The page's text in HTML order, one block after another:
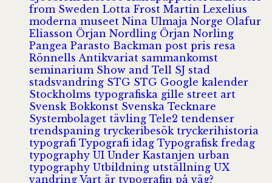
from Sweden Lotta Frost Martin Lexelius
moderna museet Nina Ulmaja Norge Olafur
Eliasson Örjan Nordling Örjan Norling
Pangea Parasto Backman post pris resa
Rönnells Antikvariat sammankomst
seminarium Show and Tell SJ stad
stadsvandring STG STG Google kalender
Stockholms typografiska gille street art
Svensk Bokkonst Svenska Tecknare
Systembolaget tävling Tele2 tendenser
trendspaning tryckeribesök tryckerihistoria
typografi Typografi idag Typografisk fredag
typography UI Under Kastanjen urban
typography Utbildning utställning UX
vandring Vart är typografin på väg?